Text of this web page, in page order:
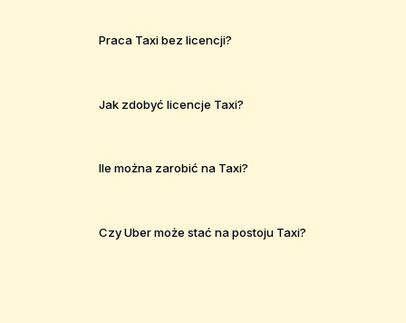
Praca Taxi bez licencji?
Jak zdobyć licencje Taxi?
Ile można zarobić na Taxi?
Czy Uber może stać na postoju Taxi?